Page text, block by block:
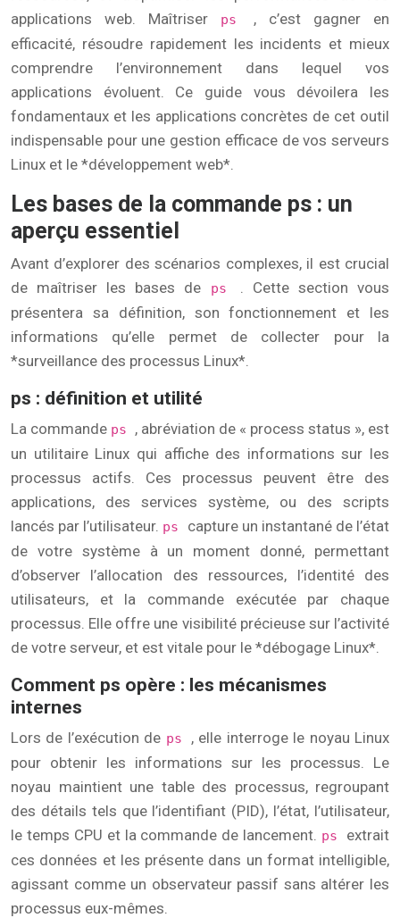
applications web. Maîtriser
ps , c’est gagner en
efficacité, résoudre rapidement les incidents et mieux
comprendre l’environnement dans lequel vos
applications évoluent. Ce guide vous dévoilera les
fondamentaux et les applications concrètes de cet outil
indispensable pour une gestion efficace de vos serveurs
Linux et le *développement web*.
Les bases de la commande ps : un
aperçu essentiel
Avant d’explorer des scénarios complexes, il est crucial
de maîtriser les bases de
ps . Cette section vous
présentera sa définition, son fonctionnement et les
informations qu’elle permet de collecter pour la
*surveillance des processus Linux*.
ps : définition et utilité
La commande ps , abréviation de « process status », est
un utilitaire Linux qui affiche des informations sur les
processus actifs. Ces processus peuvent être des
applications, des services système, ou des scripts
lancés par l’utilisateur. ps capture un instantané de l’état
de votre système à un moment donné, permettant
d’observer l’allocation des ressources, l’identité des
utilisateurs, et la commande exécutée par chaque
processus. Elle offre une visibilité précieuse sur l’activité
de votre serveur, et est vitale pour le *débogage Linux*.
Comment ps opère : les mécanismes
internes
Lors de l’exécution de ps , elle interroge le noyau Linux
pour obtenir les informations sur les processus. Le
noyau maintient une table des processus, regroupant
des détails tels que l’identifiant (PID), l’état, l’utilisateur,
le temps CPU et la commande de lancement. ps extrait
ces données et les présente dans un format intelligible,
agissant comme un observateur passif sans altérer les
processus eux-mêmes.